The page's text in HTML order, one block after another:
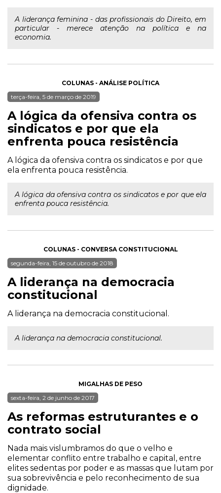
A liderança feminina - das profissionais do Direito, em
particular - merece atenção na política e na
economia.
COLUNAS - ANÁLISE POLÍTICA
terça-feira, 5 de março de 2019
A lógica da ofensiva contra os
sindicatos e por que ela
enfrenta pouca resistência
A lógica da ofensiva contra os sindicatos e por que
ela enfrenta pouca resistência.
A lógica da ofensiva contra os sindicatos e por que ela
enfrenta pouca resistência.
COLUNAS - CONVERSA CONSTITUCIONAL
segunda-feira, 15 de outubro de 2018
A liderança na democracia
constitucional
A liderança na democracia constitucional.
A liderança na democracia constitucional.
MIGALHAS DE PESO
sexta-feira, 2 de junho de 2017
As reformas estruturantes e o
contrato social
Nada mais vislumbramos do que o velho e
elementar conflito entre trabalho e capital, entre
elites sedentas por poder e as massas que lutam por
sua sobrevivência e pelo reconhecimento de sua
dignidade.